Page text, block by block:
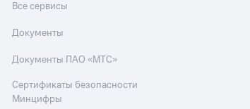
Все сервисы
Документы
Документы ПАО «МТС»
Сертификаты безопасности
Минцифры